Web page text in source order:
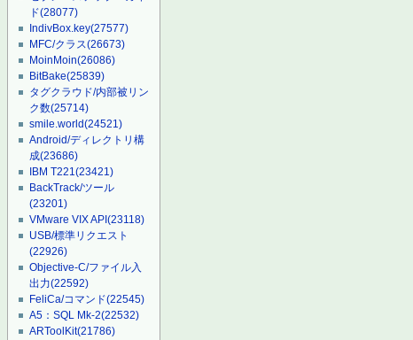
ド(28077)
IndivBox.key(27577)
MFC/クラス(26673)
MoinMoin(26086)
BitBake(25839)
タグクラウド/内部被リン
ク数(25714)
smile.world(24521)
Android/ディレクトリ構
成(23686)
IBM T221(23421)
BackTrack/ツール
(23201)
VMware VIX API(23118)
USB/標準リクエスト
(22926)
Objective-C/ファイル入
出力(22592)
FeliCa/コマンド(22545)
A5：SQL Mk-2(22532)
ARToolKit(21786)